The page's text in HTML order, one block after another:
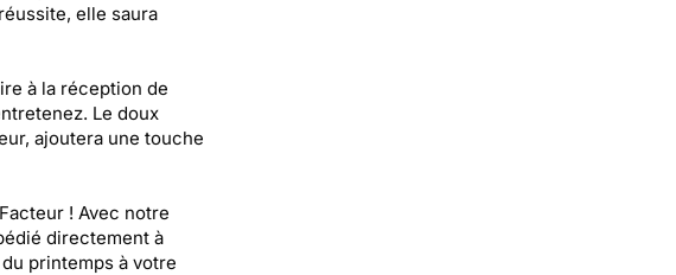
elle saura
à la réception de
Le doux
ajoutera une touche
! Avec notre
directement à
printemps à votre